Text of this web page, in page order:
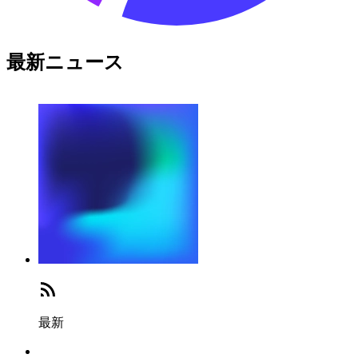
最新ニュース
最新